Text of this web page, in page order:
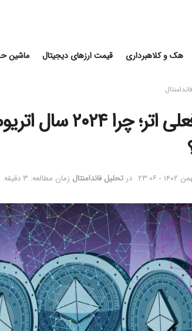
هک و کلاهبرداری قیمت ارزهای دیجیتال ماشین
تحلیل وضعیت فعلی
در تحلیل فاندامنتال زمان مطالعه: ۳ دقیقه